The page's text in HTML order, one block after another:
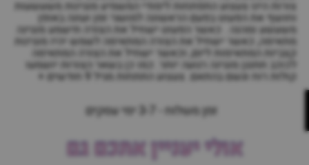
צורות הינו צעצוע התפתחות לימודי המשמיע מנגינות משעשעות
וחושף את הפעוט בפעם הראשונה למושגי זמן ועונה באופן
משעשע ומהנה . כאשר הפעוט ישחיל את הצורה תישמע מנגינה
מתאימה, כאשר ישחיל את הצורה המתאימה לשמש יהיו מנגינות
קצביות המתאימות ליום, וכאשר ישחיל את הצורה המתאימה
לכוכב תתנגן מנגינה רגועה יותר. כמו כן בשאר הצורות יושמעו
קולות רוח וגשם בהתאם. צעצוע התתחות מגיל 9 חודשים +
זמן משלוח - 3-7 ימי עסקים
אולי יעניין אתכם גם